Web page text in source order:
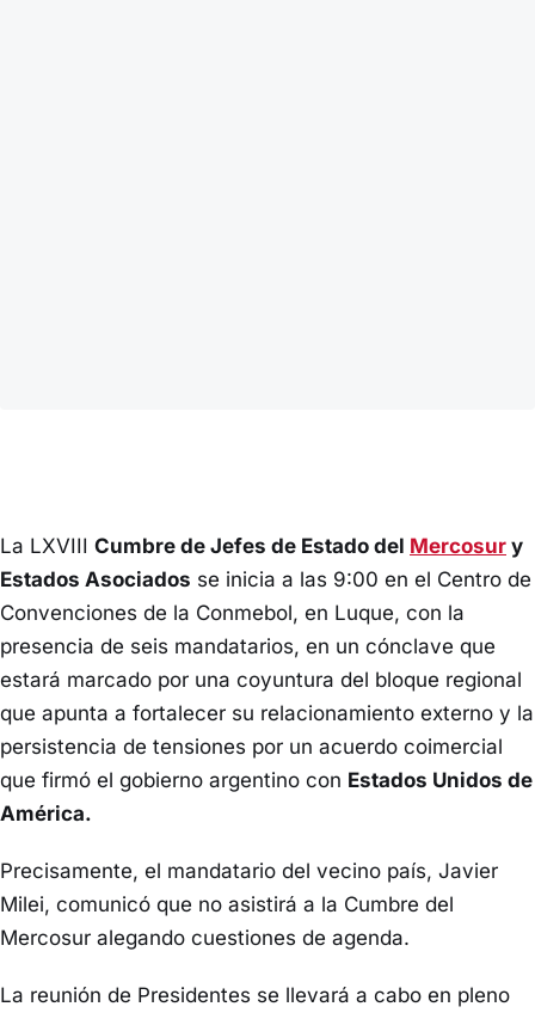
La LXVIII Cumbre de Jefes de Estado del Mercosur y
Estados Asociados se inicia a las 9:00 en el Centro de
Convenciones de la Conmebol, en Luque, con la
presencia de seis mandatarios, en un cónclave que
estará marcado por una coyuntura del bloque regional
que apunta a fortalecer su relacionamiento externo y la
persistencia de tensiones por un acuerdo coimercial
que firmó el gobierno argentino con Estados Unidos de
América.
Precisamente, el mandatario del vecino país, Javier
Milei, comunicó que no asistirá a la Cumbre del
Mercosur alegando cuestiones de agenda.
La reunión de Presidentes se llevará a cabo en pleno